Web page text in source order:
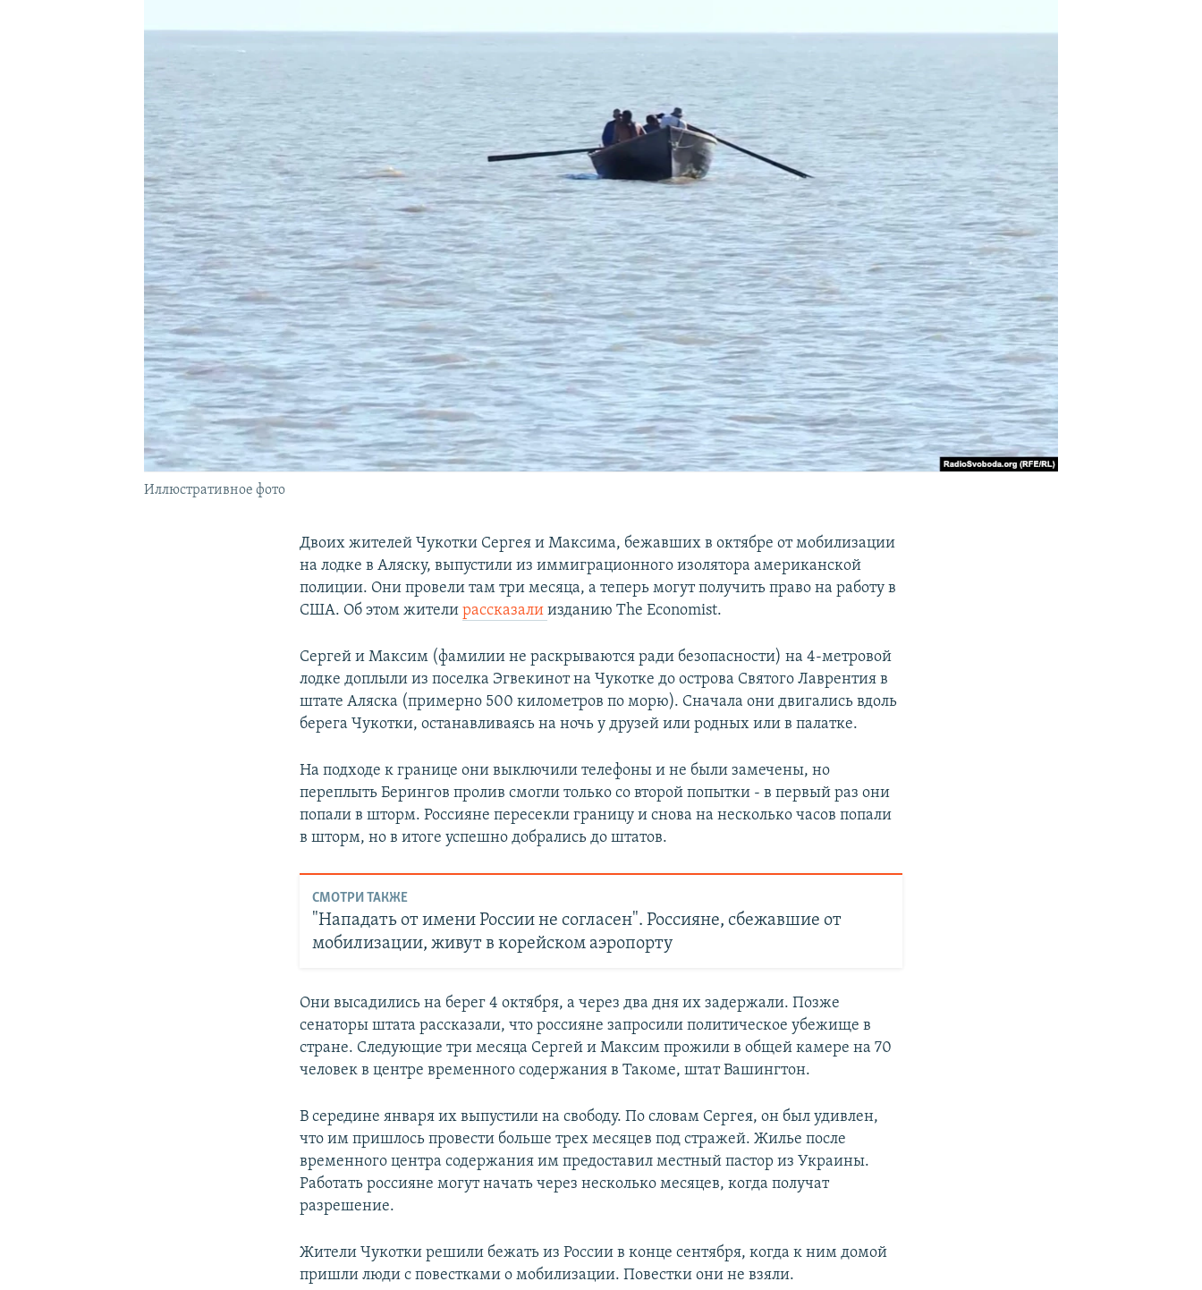
ПОДПИШИТЕСЬ НА РАССЫЛКУ
Иллюстративное фото
Двоих жителей Чукотки Сергея и Максима, бежавших в октябре от мобилизации
на лодке в Аляску, выпустили из иммиграционного изолятора американской
полиции. Они провели там три месяца, а теперь могут получить право на работу в
США. Об этом жителирассказалиизданию The Economist.
Сергей и Максим (фамилии не раскрываются ради безопасности) на 4-метровой
лодке доплыли из поселка Эгвекинот на Чукотке до острова Святого Лаврентия в
штате Аляска (примерно 500 километров по морю). Сначала они двигались вдоль
берега Чукотки, останавливаясь на ночь у друзей или родных или в палатке.
На подходе к границе они выключили телефоны и не были замечены, но
переплыть Берингов пролив смогли только со второй попытки - в первый раз они
попали в шторм. Россияне пересекли границу и снова на несколько часов попали
в шторм, но в итоге успешно добрались до штатов.
СМОТРИ ТАКЖЕ
"Нападать от имени России не согласен". Россияне, сбежавшие от
мобилизации, живут в корейском аэропорту
Они высадились на берег 4 октября, а через два дня их задержали. Позже
сенаторы штата рассказали, что россияне запросили политическое убежище в
стране. Следующие три месяца Сергей и Максим прожили в общей камере на 70
человек в центре временного содержания в Такоме, штат Вашингтон.
В середине января их выпустили на свободу. По словам Сергея, он был удивлен,
что им пришлось провести больше трех месяцев под стражей. Жилье после
временного центра содержания им предоставил местный пастор из Украины.
Работать россияне могут начать через несколько месяцев, когда получат
разрешение.
Жители Чукотки решили бежать из России в конце сентября, когда к ним домой
пришли люди с повестками о мобилизации. Повестки они не взяли.